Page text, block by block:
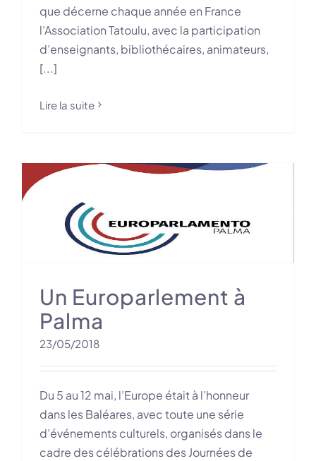
que décerne chaque année en France
l’Association Tatoulu, avec la participation
d’enseignants, bibliothécaires, animateurs,
[...]
Lire la suite
Un Europarlement à
Palma
23/05/2018
Du 5 au 12 mai, l’Europe était à l’honneur
dans les Baléares, avec toute une série
d’événements culturels, organisés dans le
cadre des célébrations des Journées de